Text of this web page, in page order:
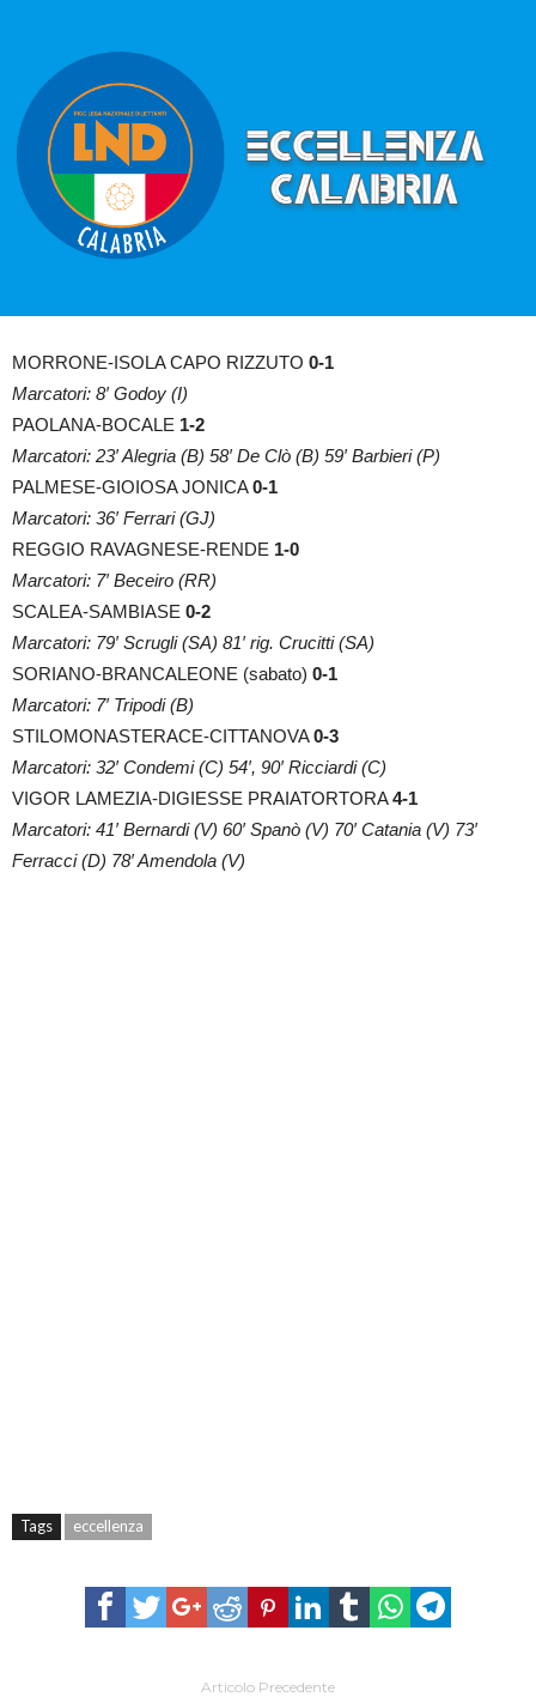
MORRONE-ISOLA CAPO RIZZUTO 0-1
Marcatori: 8′ Godoy (I)
PAOLANA-BOCALE 1-2
Marcatori: 23′ Alegria (B) 58′ De Clò (B) 59′ Barbieri (P)
PALMESE-GIOIOSA JONICA0-1
Marcatori: 36′ Ferrari (GJ)
REGGIO RAVAGNESE-RENDE 1-0
Marcatori: 7′ Beceiro (RR)
SCALEA-SAMBIASE 0-2
Marcatori: 79′ Scrugli (SA) 81′ rig. Crucitti (SA)
SORIANO-BRANCALEONE (sabato) 0-1
Marcatori: 7′ Tripodi (B)
STILOMONASTERACE-CITTANOVA0-3
Marcatori: 32′ Condemi (C) 54′, 90′ Ricciardi (C)
VIGOR LAMEZIA-DIGIESSE PRAIATORTORA4-1
Marcatori: 41′ Bernardi (V) 60′ Spanò (V) 70′ Catania (V) 73′
Ferracci (D) 78′ Amendola (V)
Tags eccellenza
Articolo Precedente